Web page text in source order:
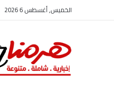
الخميس, أغسطس 6 2026